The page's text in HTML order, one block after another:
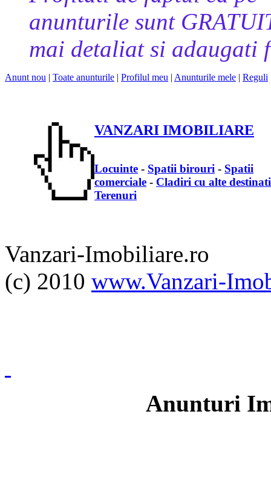
anunturile sunt
mai detaliat si adaugati
Anunt nou | Toate anunturile | Profilul meu | Anunturile mele | Reguli
VANZARI IMOBILIARE
Locuinte - Spatii birouri - Spatii
comerciale - Cladiri cu alte
Terenuri
Vanzari-Imobiliare.ro
(c) 2010 www.Vanzari-
Anunturi